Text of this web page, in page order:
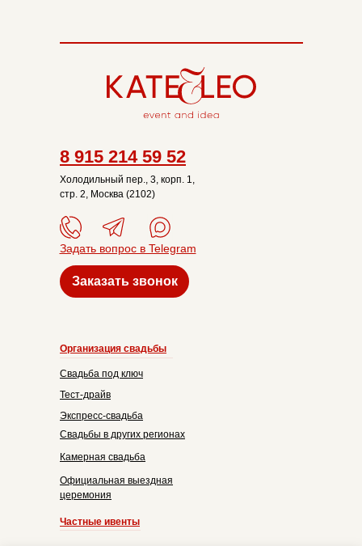
8 915 214 59 52
Задать вопрос в Telegram
Свадьба под ключ
Заказать звонок
Тест-драйв
Экспресс-свадьба
Свадьбы в других регионах
Официальная выездная
церемония
Камерная свадьба
Частные ивенты
Холодильный пер., 3, корп. 1,
стр. 2, Москва (2102)
Организация свадьбы